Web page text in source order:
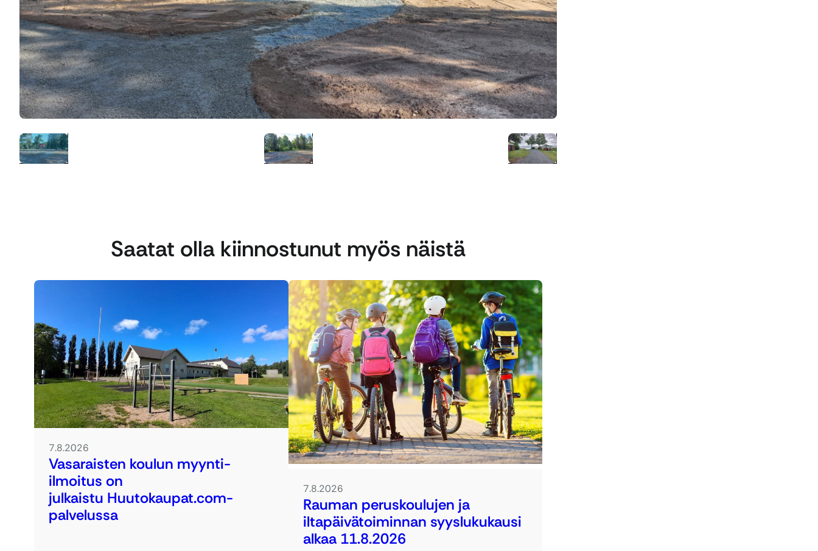
Saatat olla kiinnostunut myös näistä
7.8.2026
Vasaraisten koulun myynti-
ilmoitus on
julkaistu Huutokaupat.com-
palvelussa
7.8.2026
Rauman peruskoulujen ja
iltapäivätoiminnan syyslukukausi
alkaa 11.8.2026